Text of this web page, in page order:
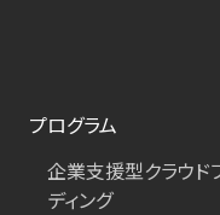
プログラム
企業支援型クラウド
ディング